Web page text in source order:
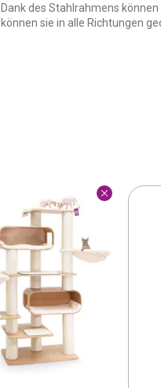
Dank des Stahlrahmens
können sie in alle Richtungen